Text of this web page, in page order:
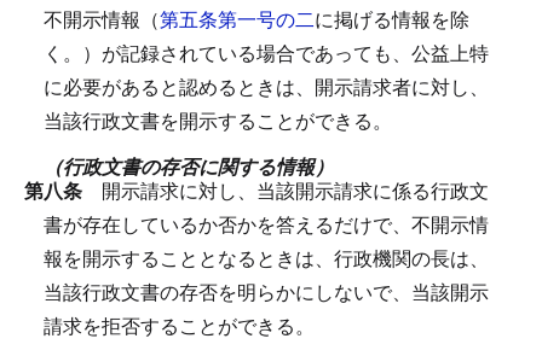
不開示情報（第五条第一号の二に掲げる情報を除
く。）が記録されている場合であっても、公益上特
に必要があると認めるときは、開示請求者に対し、
当該行政文書を開示することができる。
（行政文書の存否に関する情報）
第八条 開示請求に対し、当該開示請求に係る行政文
書が存在しているか否かを答えるだけで、不開示情
報を開示することとなるときは、行政機関の長は、
当該行政文書の存否を明らかにしないで、当該開示
請求を拒否することができる。